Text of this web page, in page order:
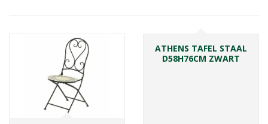
ATHENS TAFEL STAAL
D58H76CM ZWART